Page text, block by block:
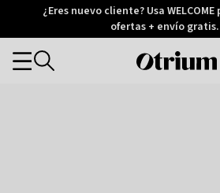
Otrium
Trustpilot
¿Eres nuevo cliente? Usa
ofertas + envío gratis.
Otrium
Categories